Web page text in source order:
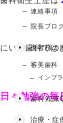
連絡事項
院長ブロ
患者様の
審美歯科
インプ
歯科知識
治療・症
にいみ歯科では
日々勉強の毎